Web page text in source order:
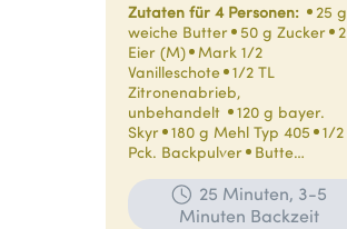
Zutaten für 4 Personen:
25 g
weiche Butter
50 g Zucker
2
Eier (M) Mark 1/2
Vanilleschote 1/2 TL
Zitronenabrieb,
unbehandelt
120 g bayer.
Skyr
180 g Mehl Typ 405
1/2
Pck. Backpulver
Butte…
25 Minuten, 3-5
Minuten Backzeit